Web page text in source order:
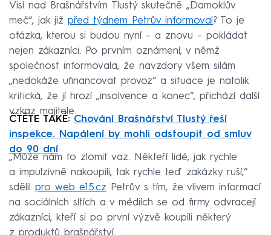
Visí nad Brašnářstvím Tlustý skutečně „Damoklův
meč“, jak již před týdnem Petrův informoval? To je
otázka, kterou si budou nyní – a znovu – pokládat
nejen zákazníci. Po prvním oznámení, v němž
společnost informovala, že navzdory všem silám
„nedokáže ufinancovat provoz“ a situace je natolik
kritická, že jí hrozí „insolvence a konec“, přichází další
vzkaz majitele.
ČTĚTE TAKÉ: Chování Brašnářství Tlustý řeší
inspekce. Napálení by mohli odstoupit od smluv
do 90 dní
„Může nám to zlomit vaz. Někteří lidé, jak rychle
a impulzivně nakoupili, tak rychle teď zakázky ruší,“
sdělil pro web e15.cz Petrův s tím, že vlivem informací
na sociálních sítích a v médiích se od firmy odvracejí
zákazníci, kteří si po první výzvě koupili některý